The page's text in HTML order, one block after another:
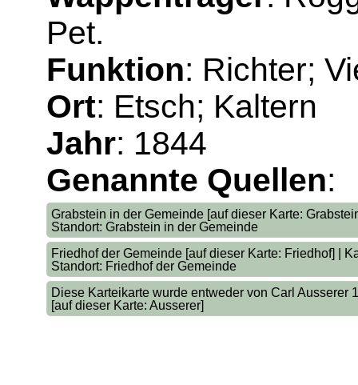
Pet.
Funktion: Richter;
Ort: Etsch; Kaltern
Jahr: 1844
Genannte Quellen:
Grabstein in der Gemeinde [auf dieser Karte:
Standort: Grabstein in der Gemeinde
Friedhof der Gemeinde [auf dieser Karte: Friedhof] |
Standort: Friedhof der Gemeinde
Diese Karteikarte wurde entweder von Carl Ausserer
[auf dieser Karte: Ausserer]